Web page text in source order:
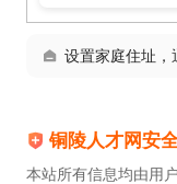
设置家庭住址，
铜陵人才网安
本站所有信息均由用